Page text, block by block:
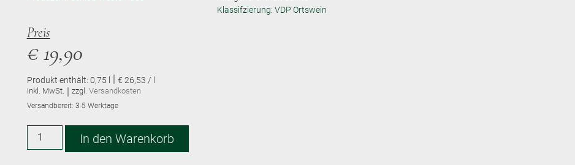
Klassifzierung: VDP Ortswein
Preis
€19,90
Produkt enthält: 0,75 | € 26,53 / l
inkl. MwSt. | zzgl. Versandkosten
Versandbereit: 3-5 Werktage
In den Warenkorb